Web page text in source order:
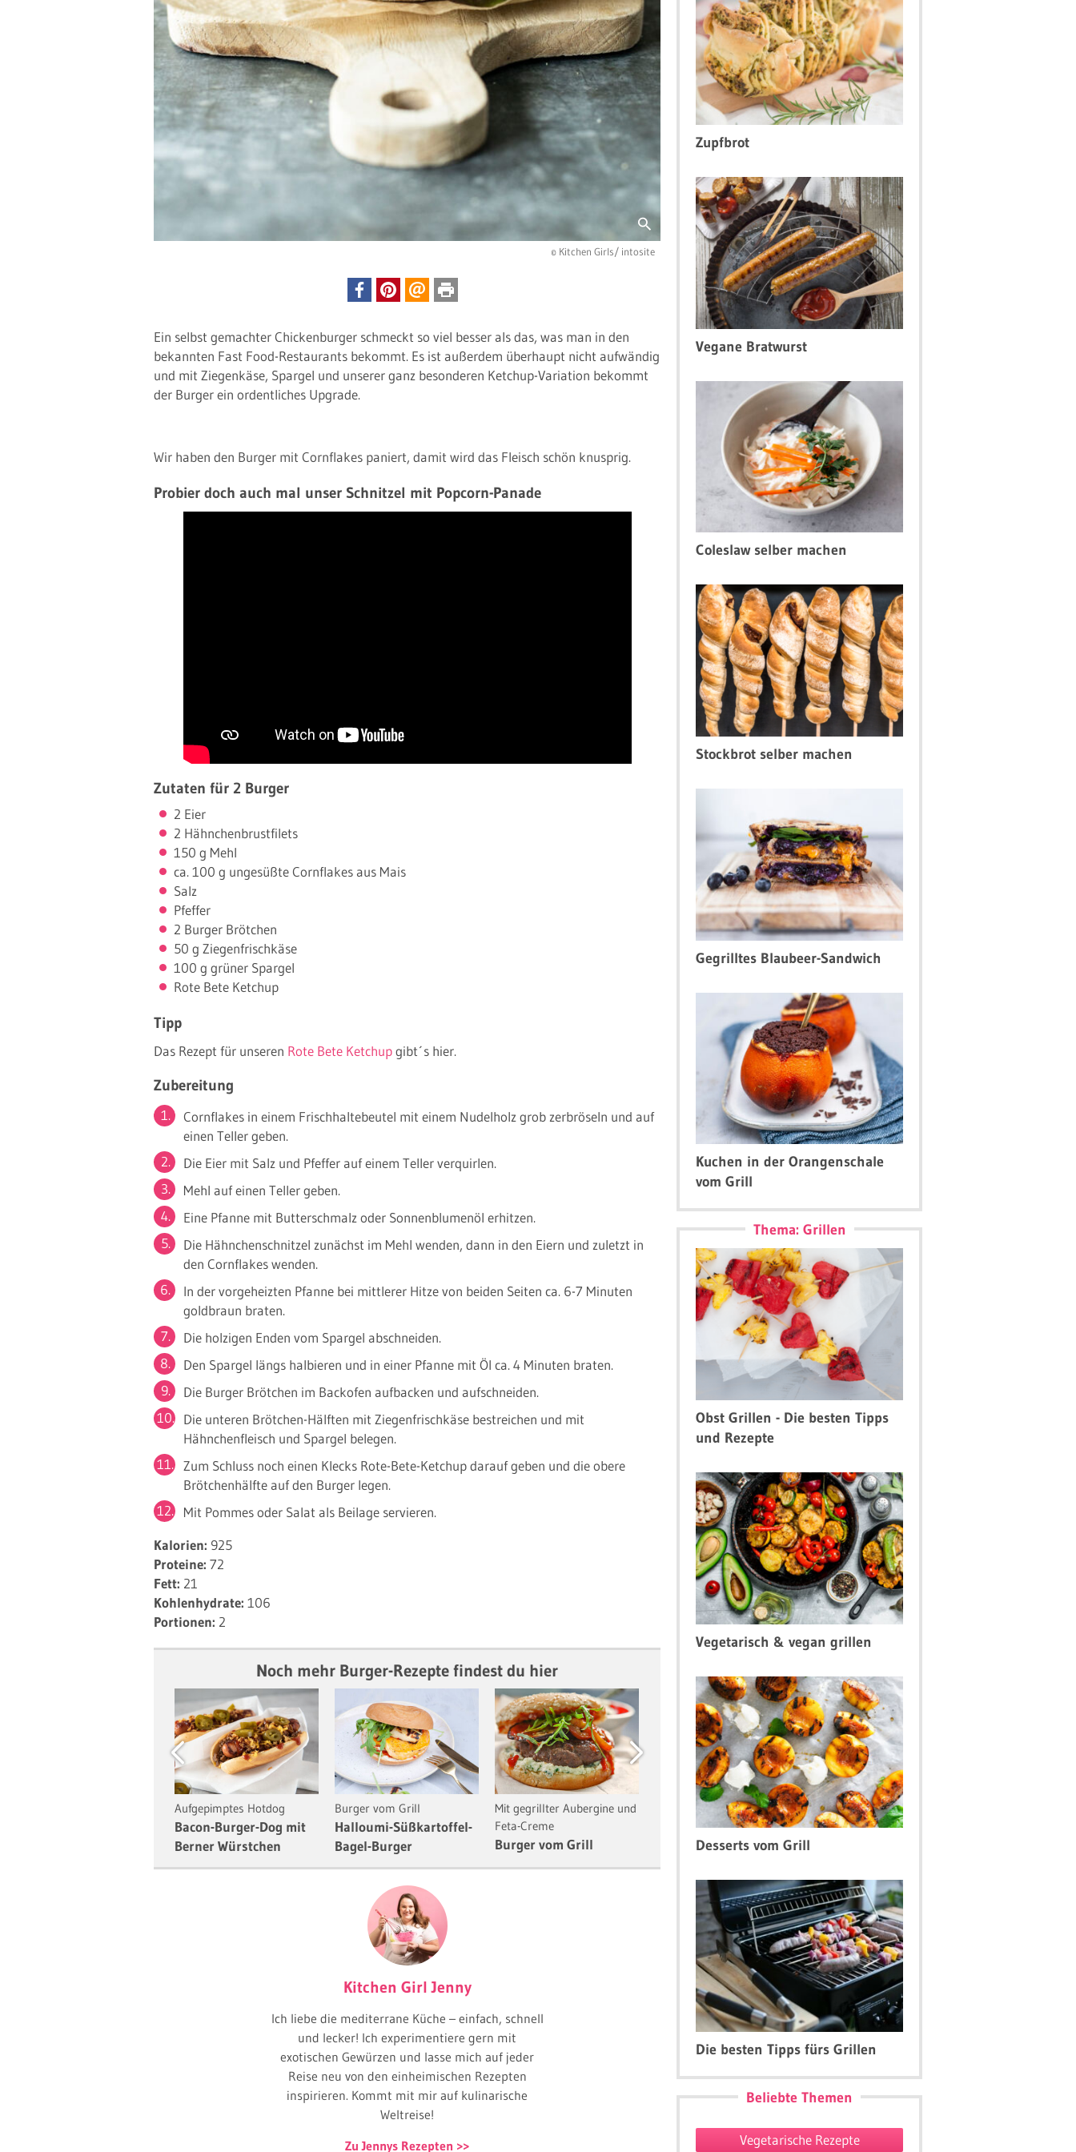
© Kitchen Girls/ intosite
Ein selbst gemachter Chickenburger schmeckt so viel besser als das, was man in den
bekannten Fast Food-Restaurants bekommt. Es ist außerdem überhaupt nicht aufwändig
und mit Ziegenkäse, Spargel und unserer ganz besonderen Ketchup-Variation bekommt
der Burger ein ordentliches Upgrade.
Wir haben den Burger mit Cornflakes paniert, damit wird das Fleisch schön knusprig.
Probier doch auch mal unser Schnitzel mit Popcorn-Panade
Zutaten für 2 Burger
2 Eier
2 Hähnchenbrustfilets
150 g Mehl
ca. 100 g ungesüßte Cornflakes aus Mais
Salz
Pfeffer
2 Burger Brötchen
50 g Ziegenfrischkäse
100 g grüner Spargel
Rote Bete Ketchup
Tipp
Das Rezept für unseren Rote Bete Ketchupgibt´s hier.
Zubereitung
Cornflakes in einem Frischhaltebeutel mit einem Nudelholz grob zerbröseln und auf
einen Teller geben.
Die Eier mit Salz und Pfeffer auf einem Teller verquirlen.
Mehl auf einen Teller geben.
Eine Pfanne mit Butterschmalz oder Sonnenblumenöl erhitzen.
Die Hähnchenschnitzel zunächst im Mehl wenden, dann in den Eiern und zuletzt in
den Cornflakes wenden.
In der vorgeheizten Pfanne bei mittlerer Hitze von beiden Seiten ca. 6-7 Minuten
goldbraun braten.
Die holzigen Enden vom Spargel abschneiden.
Den Spargel längs halbieren und in einer Pfanne mit Öl ca. 4 Minuten braten.
Die Burger Brötchen im Backofen aufbacken und aufschneiden.
Die unteren Brötchen-Hälften mit Ziegenfrischkäse bestreichen und mit
Hähnchenfleisch und Spargel belegen.
Zum Schluss noch einen Klecks Rote-Bete-Ketchup darauf geben und die obere
Brötchenhälfte auf den Burger legen.
Mit Pommes oder Salat als Beilage servieren.
Kalorien: 925
Proteine: 72
Fett: 21
Kohlenhydrate: 106
Portionen: 2
Noch mehr Burger-Rezepte findest du hier
Previous
Aufgepimptes Hotdog
Bacon-Burger-Dog mit
Berner Würstchen
Burger vom Grill
Halloumi-Süßkartoffel-
Bagel-Burger
Mit gegrillter Aubergine und
Feta-Creme
Burger vom Grill
Burger als Dessert
Beeren-Burger
Lecker asiatisch
Bao Bun Burger mit
Next
Kitchen Girl Jenny
Ich liebe die mediterrane Küche – einfach, schnell
und lecker! Ich experimentiere gern mit
exotischen Gewürzen und lasse mich auf jeder
Reise neu von den einheimischen Rezepten
inspirieren. Kommt mit mir auf kulinarische
Weltreise!
Zu Jennys Rezepten
Zupfbrot
Vegane Bratwurst
Coleslaw selber machen
Stockbrot selber machen
Gegrilltes Blaubeer-Sandwich
Kuchen in der Orangenschale
vom Grill
Thema: Grillen
Obst Grillen - Die besten Tipps
und Rezepte
Vegetarisch & vegan grillen
Desserts vom Grill
Die besten Tipps fürs Grillen
Beliebte Themen
Vegetarische Rezepte